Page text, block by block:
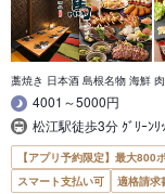
藁焼き 日本酒 島根名物 海鮮
4001～5000円
松江駅徒歩3分 ｸﾞﾘｰﾝ
【アプリ予約限定】最大800
スマート支払い可
適格請求